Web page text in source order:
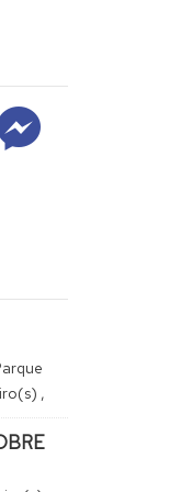
da ,